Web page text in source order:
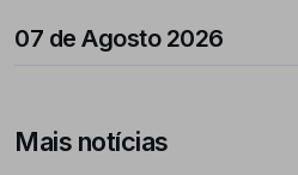
07 de Agosto 2026
Mais notícias